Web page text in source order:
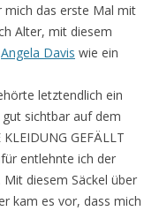
mich das erste Mal mit
Alter, mit diesem
Angela Davis wie ein
letztendlich ein
sichtbar auf dem
GEFÄLLT
entlehnte ich der
Mit diesem Säckel über
kam es vor, dass mich